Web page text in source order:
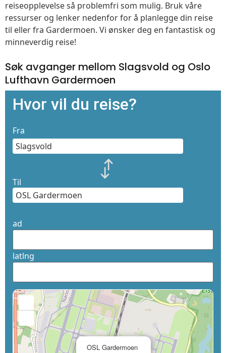
reiseopplevelse så problemfri som mulig. Bruk våre
ressurser og lenker nedenfor for å planlegge din reise
til eller fra Gardermoen. Vi ønsker deg en fantastisk og
minneverdig reise!
Søk avganger mellom Slagsvold og Oslo
Lufthavn Gardermoen
Hvor vil du reise?
Fra
Til
ad
latlng
OSL Gardermoen